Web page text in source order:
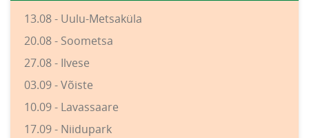
13.08 - Uulu-Metsaküla
20.08 - Soometsa
27.08 - Ilvese
03.09 - Võiste
10.09 - Lavassaare
17.09 - Niidupark